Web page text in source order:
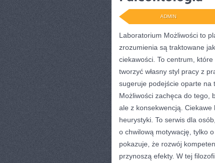
ADMIN
Laboratorium Możliwości to
zrozumienia są traktowane
ciekawości. To centrum,
tworzyć własny styl pracy z
sugeruje podejście oparte na
Możliwości zachęca do tego,
ale z konsekwencją. Ciekawe
heurystyki. To serwis dla
o chwilową motywację, tylko
pokazuje, że rozwój
przynoszą efekty. W tej